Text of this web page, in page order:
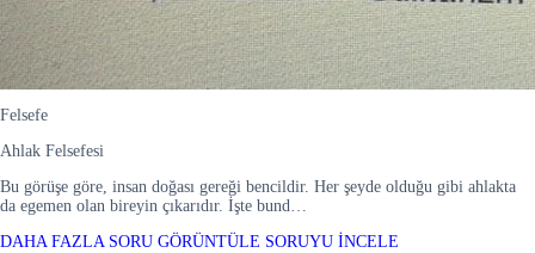
Felsefe
Ahlak Felsefesi
Bu görüşe göre, insan doğası gereği bencildir. Her şeyde olduğu gibi ahlakta
da egemen olan bireyin çıkarıdır. İşte bund…
DAHA FAZLA SORU GÖRÜNTÜLE SORUYU İNCELE